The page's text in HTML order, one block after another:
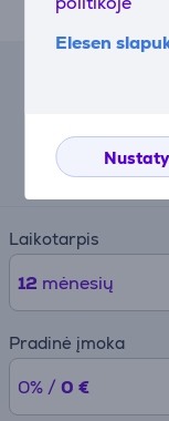
Elesen
naujausias
Laikotarpis
12 mėnesių
Pradinė įmoka
0% / 0 €